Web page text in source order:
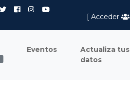
[ Acceder
Eventos
Actualiza tus
datos